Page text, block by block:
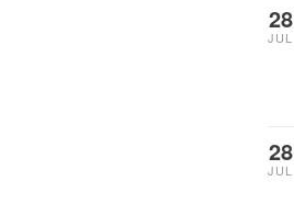
28
JUL
28
JUL